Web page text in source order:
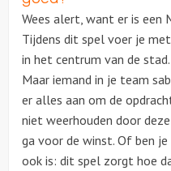
Wees alert, want er is een
Tijdens dit spel voer je
in het centrum van de
Maar iemand in je team
er alles aan om de
niet weerhouden door
ga voor de winst. Of ben
ook is: dit spel zorgt hoe